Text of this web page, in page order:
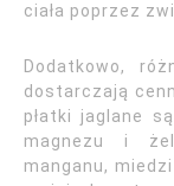
ciała poprzez
Dodatkowo,
dostarczają
płatki jaglane
magnezu i
manganu,